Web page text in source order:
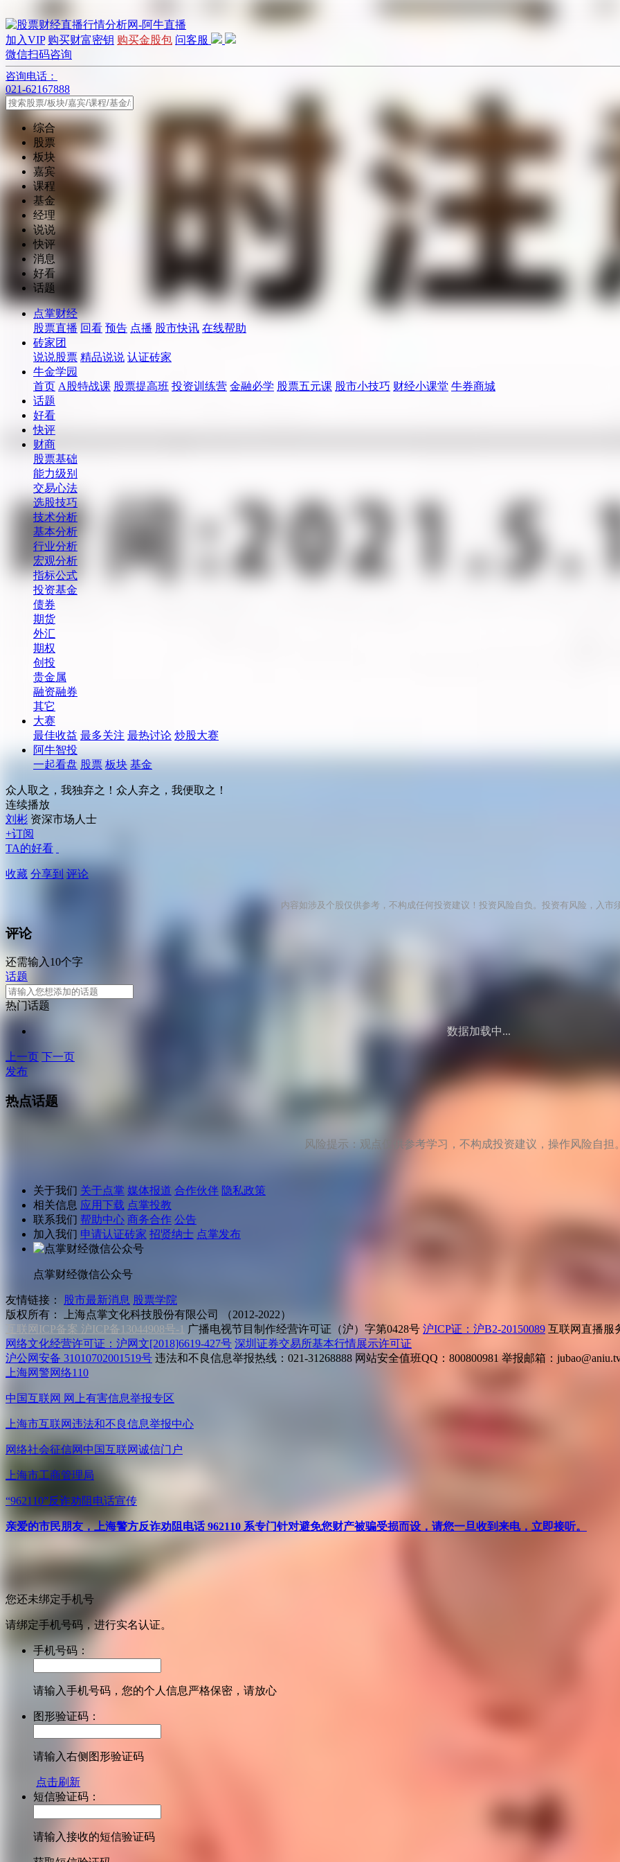
加入VIP 购买财富密钥 购买金股包 问客服
微信扫码咨询
咨询电话：
021-62167888
综合
股票
板块
嘉宾
课程
基金
经理
说说
快评
消息
好看
话题
点掌财经
股票直播 回看 预告 点播 股市快讯 在线帮助
砖家团
说说股票 精品说说 认证砖家
牛金学园
首页 A股特战课 股票提高班 投资训练营 金融必学 股票五元课 股市小技巧 财经小课堂 牛券商城
话题
好看
快评
财商
股票基础
能力级别
交易心法
选股技巧
技术分析
基本分析
行业分析
宏观分析
指标公式
投资基金
债券
期货
外汇
期权
创投
贵金属
融资融券
其它
大赛
最佳收益 最多关注 最热讨论 炒股大赛
阿牛智投
一起看盘 股票 板块 基金
众人取之，我独弃之！众人弃之，我便取之！
连续播放
刘彬 资深市场人士
+订阅
TA的好看
收藏 分享到 评论
内容如涉及个股仅供参考，不构成任何投资建议！投资风险自负。投资有风险，入市
评论
还需输入10个字
话题
热门话题
数据加载中...
上一页 下一页
发布
热点话题
风险提示：观点仅供参考学习，不构成投资建议，操作风险自担
关于我们 关于点掌 媒体报道 合作伙伴 隐私政策
相关信息 应用下载 点掌投教
联系我们 帮助中心 商务合作 公告
加入我们 申请认证砖家 招贤纳士 点掌发布
点掌财经微信公众号
友情链接： 股市最新消息 股票学院
版权所有：
上海点掌文化科技股份有限公司 （2012-2022）
互联网ICP备案 沪ICP备13044908号-1 广播电视节目制作经营许可证（沪）字第0428号 沪ICP证：沪B2-20150089 互联网直播服
网络文化经营许可证：沪网文[2018]6619-427号 深圳证券交易所基本行情展示许可证
沪公网安备 31010702001519号 违法和不良信息举报热线：021-31268888 网站安全值班QQ：800800981 举报邮箱：
上海网警网络110
中国互联网 网上有害信息举报专区
上海市互联网违法和不良信息举报中心
网络社会征信网 中国互联网诚信门户
上海市工商管理局
“962110”反诈劝阻电话宣传
亲爱的市民朋友，上海警方反诈劝阻电话 962110 系专门针对避免您财产被骗受损而设，请您一旦收到来电，立即接听。
您还未绑定手机号
请绑定手机号码，进行实名认证。
手机号码：
请输入手机号码，您的个人信息严格保密，请放心
图形验证码：
请输入右侧图形验证码
点击刷新
短信验证码：
请输入接收的短信验证码